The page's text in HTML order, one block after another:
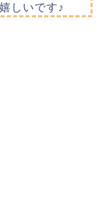
しいです♪